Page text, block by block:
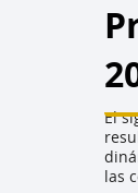
El
las